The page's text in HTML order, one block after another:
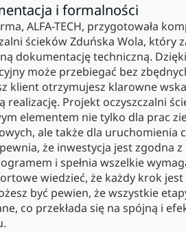
i formalności
ALFA-TECH, przygotowała
ścieków Zduńska Wola, który
dokumentację techniczną.
może przebiegać bez
klient otrzymujesz klarowne
realizację. Projekt oczyszczalni
elementem nie tylko dla prac
ale także dla uruchomienia
że inwestycja jest zgodna z
i spełnia wszelkie
wiedzieć, że każdy krok jest
być pewien, że wszystkie
co przekłada się na spójną i